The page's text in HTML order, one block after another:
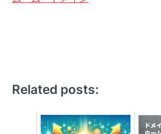
Related posts: